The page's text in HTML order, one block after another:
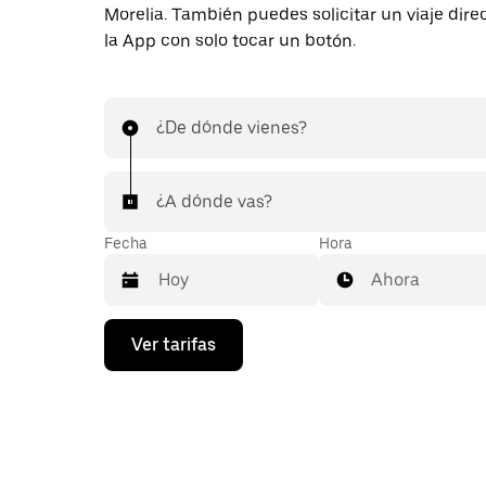
Morelia. También puedes solicitar un viaje
la App con solo tocar un botón.
¿De dónde vienes?
¿A dónde vas?
Fecha
Presiona
flecha
Hora
Ahora
Ver tarifas